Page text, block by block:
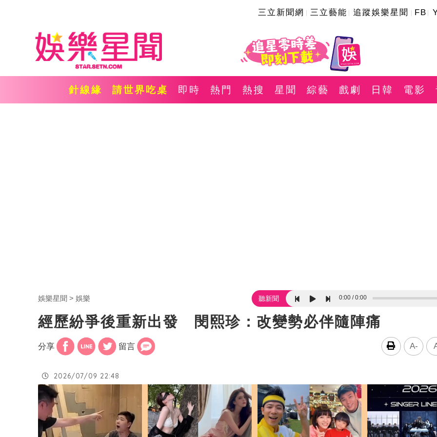
三立新聞網 三立藝能 追蹤娛樂星聞 FB
針線緣 請世界吃桌 即時 熱門 熱搜 星聞 綜藝 戲劇 日韓 電影
娛樂星聞 娛樂 聽新聞 0:00 0:00
經歷紛爭後重新出發 閔熙珍：改變勢必伴隨陣痛
分享 留言 A-
2026/07/09 22:48